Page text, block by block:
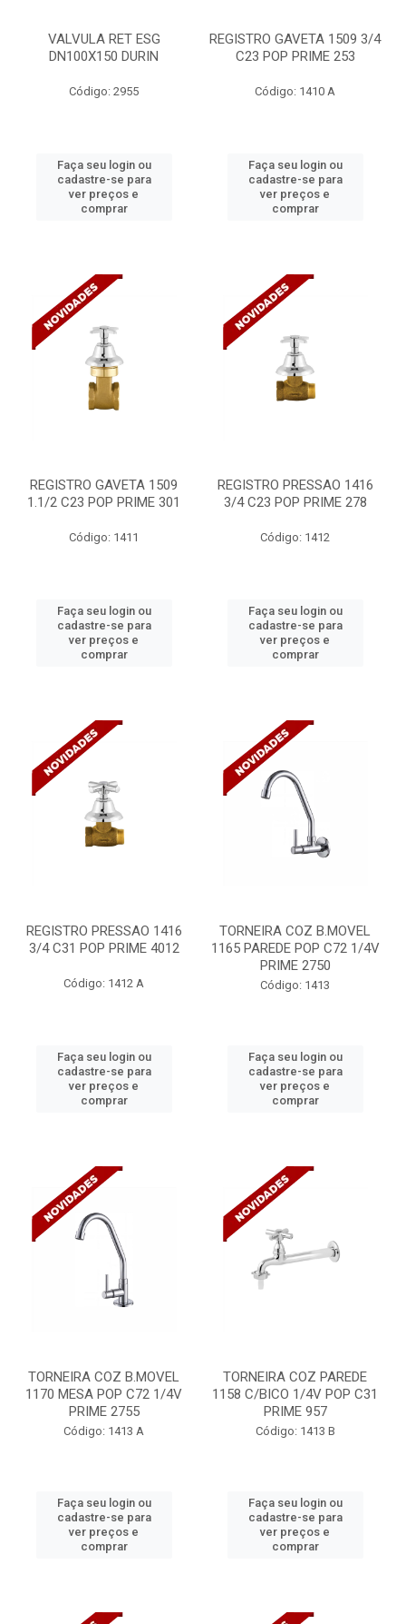
VALVULA RET ESG
DN100X150 DURIN
Código: 2955
Faça seu login ou
cadastre-se para
ver preços e
comprar
REGISTRO GAVETA 1509 3/4
C23 POP PRIME 253
Código: 1410 A
Faça seu login ou
cadastre-se para
ver preços e
comprar
REGISTRO GAVETA 1509
1.1/2 C23 POP PRIME 301
Código: 1411
Faça seu login ou
cadastre-se para
ver preços e
comprar
REGISTRO PRESSAO 1416
3/4 C23 POP PRIME 278
Código: 1412
Faça seu login ou
cadastre-se para
ver preços e
comprar
REGISTRO PRESSAO 1416
3/4 C31 POP PRIME 4012
Código: 1412 A
Faça seu login ou
cadastre-se para
ver preços e
comprar
TORNEIRA COZ B.MOVEL
1165 PAREDE POP C72 1/4V
PRIME 2750
Código: 1413
Faça seu login ou
cadastre-se para
ver preços e
comprar
TORNEIRA COZ B.MOVEL
1170 MESA POP C72 1/4V
PRIME 2755
Código: 1413 A
Faça seu login ou
cadastre-se para
ver preços e
comprar
TORNEIRA COZ PAREDE
1158 C/BICO 1/4V POP C31
PRIME 957
Código: 1413 B
Faça seu login ou
cadastre-se para
ver preços e
comprar